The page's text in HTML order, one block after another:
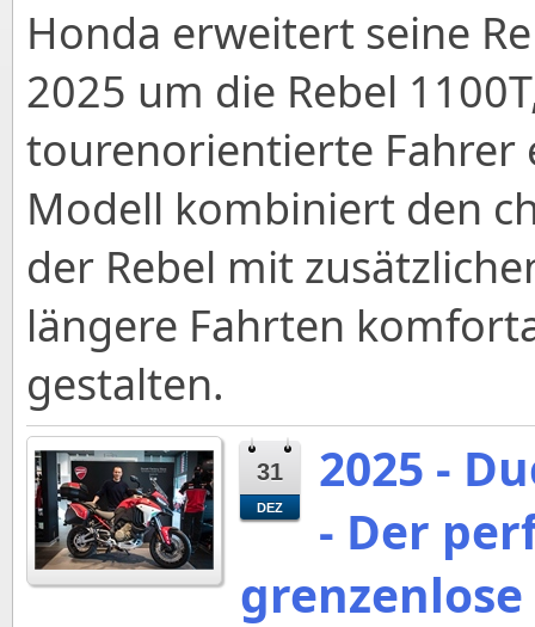
Honda erweitert seine
2025 um die Rebel
tourenorientierte Fahrer
Modell kombiniert den
der Rebel mit
längere Fahrten
gestalten.
31
DEZ
2025 -
- Der